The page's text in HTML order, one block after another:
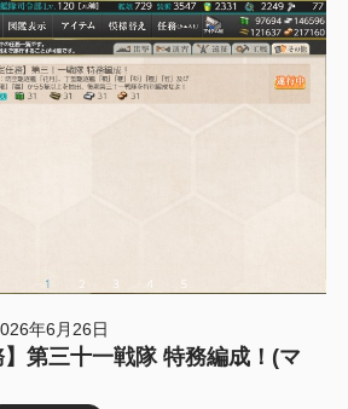
年6月26日
】第三十一戦隊 特務編成！(マ